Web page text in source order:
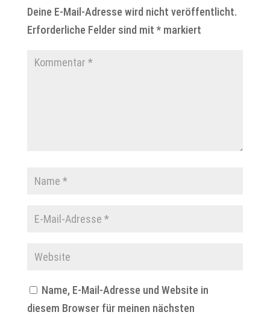
Deine E-Mail-Adresse wird nicht veröffentlicht.
Erforderliche Felder sind mit *markiert
Name, E-Mail-Adresse und Website in
diesem Browser für meinen nächsten